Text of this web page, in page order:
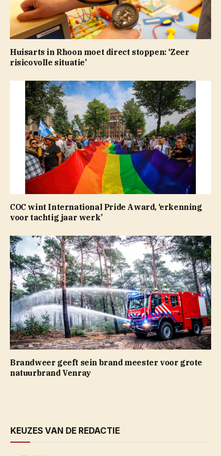
Huisarts in Rhoon moet direct stoppen: ‘Zeer
risicovolle situatie’
COC wint International Pride Award, ‘erkenning
voor tachtig jaar werk’
Brandweer geeft sein brand meester voor grote
natuurbrand Venray
KEUZES VAN DE REDACTIE